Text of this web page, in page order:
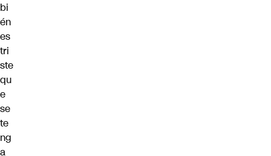
bi
én
es
tri
ste
qu
e
se
te
ng
a